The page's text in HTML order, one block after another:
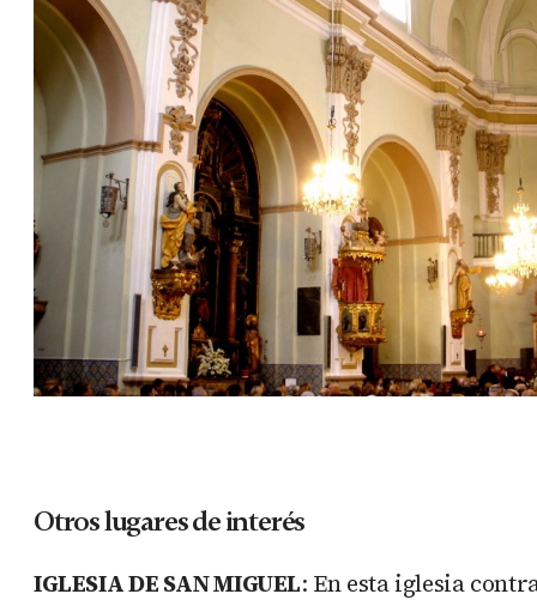
Otros lugares de interés
IGLESIA DE SAN MIGUEL: En esta iglesia